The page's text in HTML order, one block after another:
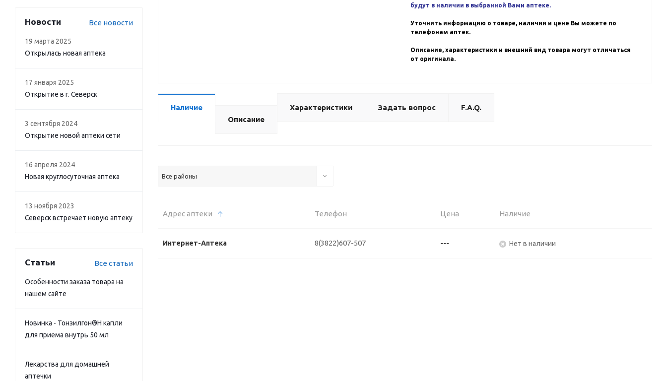
будут в наличии в выбранной Вами аптеке.
Уточнить информацию о товаре, наличии и цене Вы можете по
телефонам аптек.
Описание, характеристики и внешний вид товара могут отличаться
от оригинала.
Наличие
Описание
Характеристики Задать вопрос F.A.Q.
Все районы
Адрес аптеки Телефон Цена Наличие
Интернет-Аптека 8(3822)607-507 --- Нет в наличии
Новости Все новости
19 марта 2025
Открылась новая аптека
17 января 2025
Открытие в г. Северск
3 сентября 2024
Открытие новой аптеки сети
16 апреля 2024
Новая круглосуточная аптека
13 ноября 2023
Северск встречает новую аптеку
Статьи Все статьи
Особенности заказа товара на
нашем сайте
Новинка - Тонзилгон®Н капли
для приема внутрь 50 мл
Лекарства для домашней
аптечки